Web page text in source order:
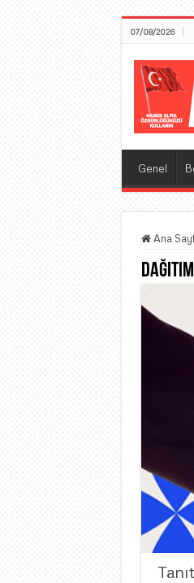
07/08/2026
Genel
Ana